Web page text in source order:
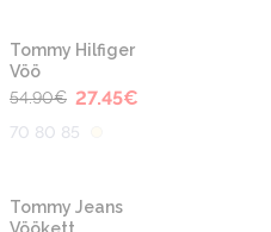
-50%
Tommy Hilfiger
Vöö
54.90€ 27.45€
70 80 85
Tommy Jeans